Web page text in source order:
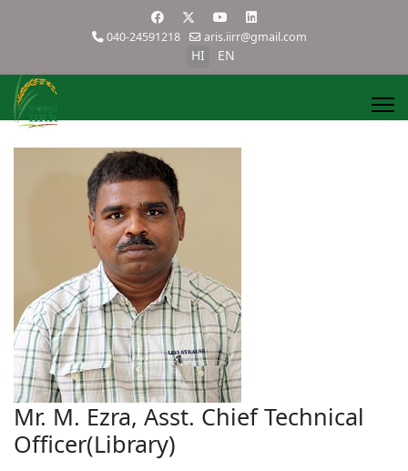
040-24591218 aris.iirr@gmail.com
HI EN
Mr. M. Ezra, Asst. Chief Technical
Officer(Library)